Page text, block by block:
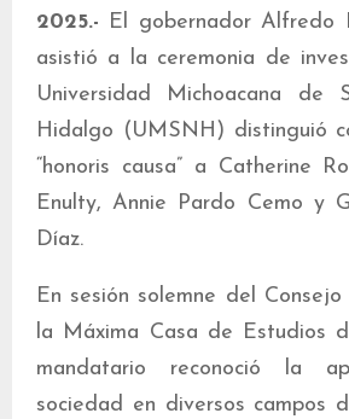
2025.- El gobernador Alfredo
asistió a la ceremonia de
Universidad Michoacana de
Hidalgo (UMSNH) distinguió
“honoris causa” a Catherine
Enulty, Annie Pardo Cemo y
Díaz.
En sesión solemne del
la Máxima Casa de Estudios
mandatario reconoció la
sociedad en diversos campos